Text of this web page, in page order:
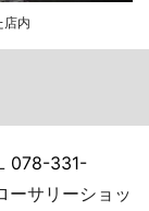
店内
078-331-
ーサリーショッ